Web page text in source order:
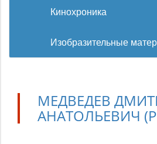
Кинохроника
Изобразительные
МЕДВЕДЕВ
АНАТОЛЬЕВИЧ